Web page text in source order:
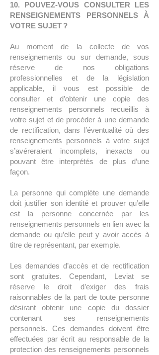
10. POUVEZ-VOUS CONSULTER LES
RENSEIGNEMENTS PERSONNELS À
VOTRE SUJET ?
Au moment de la collecte de vos
renseignements ou sur demande, sous
réserve de nos obligations
professionnelles et de la législation
applicable, il vous est possible de
consulter et d’obtenir une copie des
renseignements personnels recueillis à
votre sujet et de procéder à une demande
de rectification, dans l’éventualité où des
renseignements personnels à votre sujet
s’avéreraient incomplets, inexacts ou
pouvant être interprétés de plus d’une
façon.
La personne qui complète une demande
doit justifier son identité et prouver qu’elle
est la personne concernée par les
renseignements personnels en lien avec la
demande ou qu’elle peut y avoir accès à
titre de représentant, par exemple.
Les demandes d’accès et de rectification
sont gratuites. Cependant, Leviat se
réserve le droit d’exiger des frais
raisonnables de la part de toute personne
désirant obtenir une copie du dossier
contenant ses renseignements
personnels. Ces demandes doivent être
effectuées par écrit au responsable de la
protection des renseignements personnels